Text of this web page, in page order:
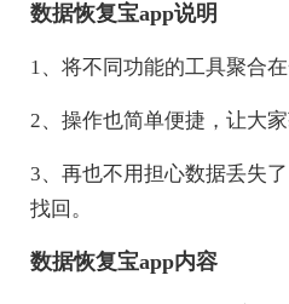
数据恢复宝app说明
1、将不同功能的工具聚合
2、操作也简单便捷，让大
3、再也不用担心数据丢失
找回。
数据恢复宝app内容